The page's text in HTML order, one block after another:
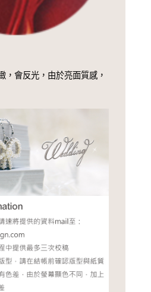
，會反光，由於亮面質感，